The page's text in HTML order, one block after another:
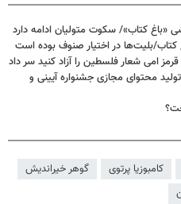
«باغ کتاب»/ سکوت متولیان ادامه دارد
کتاب/بلیت‌ها در اختیار صنوف بوده است
امی شعار فلسطین را آزاد کنید سر داد
محتوای مجازی جشنواره آیینی و
کامبوزیا پرتوی
گوهر خیراندیش